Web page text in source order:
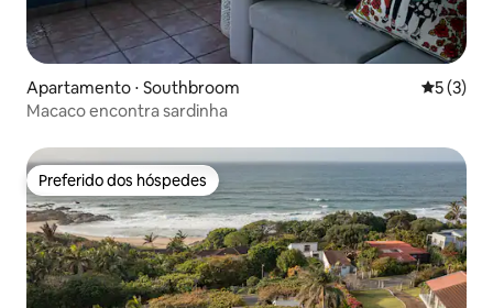
Apartamento ⋅ Southbroom 5 de
5 (3)
Macaco encontra sardinha
Preferido dos hóspedes
Preferido dos hóspedes